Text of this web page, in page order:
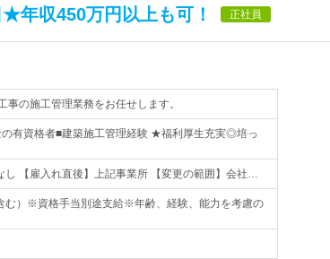
年収450万円以上も可！ 正社員
事の施工管理業務をお任せします。
有資格者■建築施工管理経験 ★福利厚生充実◎培っ
し 【雇入れ直後】上記事業所 【変更の範囲】会社…
む）※資格手当別途支給※年齢、経験、能力を考慮の